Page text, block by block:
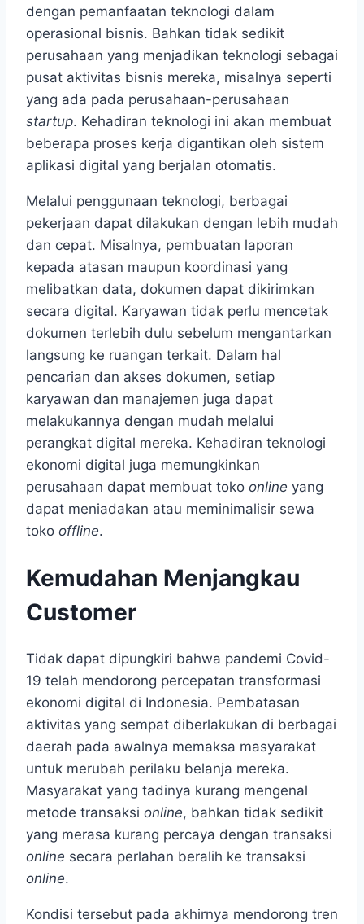
dengan pemanfaatan teknologi dalam
operasional bisnis. Bahkan tidak sedikit
perusahaan yang menjadikan teknologi sebagai
pusat aktivitas bisnis mereka, misalnya seperti
yang ada pada perusahaan-perusahaan
startup. Kehadiran teknologi ini akan membuat
beberapa proses kerja digantikan oleh sistem
aplikasi digital yang berjalan otomatis.
Melalui penggunaan teknologi, berbagai
pekerjaan dapat dilakukan dengan lebih mudah
dan cepat. Misalnya, pembuatan laporan
kepada atasan maupun koordinasi yang
melibatkan data, dokumen dapat dikirimkan
secara digital. Karyawan tidak perlu mencetak
dokumen terlebih dulu sebelum mengantarkan
langsung ke ruangan terkait. Dalam hal
pencarian dan akses dokumen, setiap
karyawan dan manajemen juga dapat
melakukannya dengan mudah melalui
perangkat digital mereka. Kehadiran teknologi
ekonomi digital juga memungkinkan
perusahaan dapat membuat toko online yang
dapat meniadakan atau meminimalisir sewa
toko offline.
Kemudahan Menjangkau
Customer
Tidak dapat dipungkiri bahwa pandemi Covid-
19 telah mendorong percepatan transformasi
ekonomi digital di Indonesia. Pembatasan
aktivitas yang sempat diberlakukan di berbagai
daerah pada awalnya memaksa masyarakat
untuk merubah perilaku belanja mereka.
Masyarakat yang tadinya kurang mengenal
metode transaksi online, bahkan tidak sedikit
yang merasa kurang percaya dengan transaksi
online secara perlahan beralih ke transaksi
online.
Kondisi tersebut pada akhirnya mendorong tren